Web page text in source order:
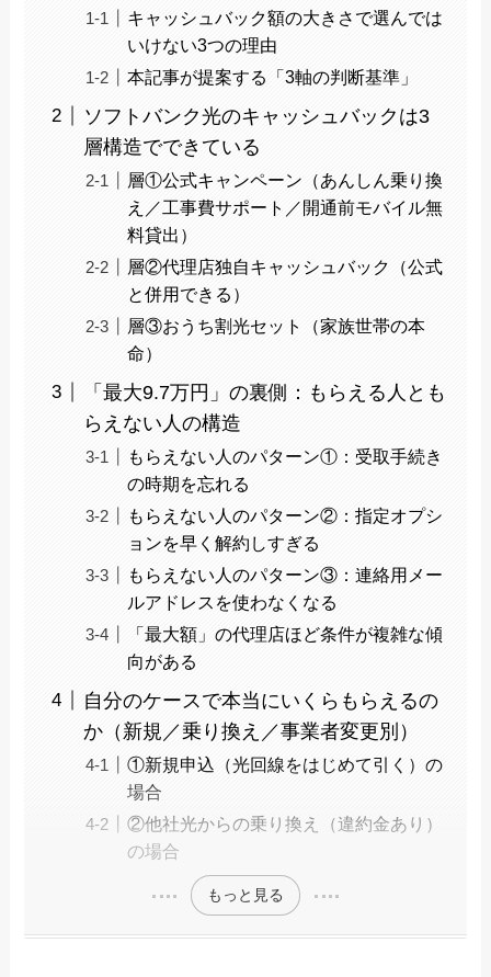
キャッシュバック額の大きさで選んでは
いけない3つの理由
本記事が提案する「3軸の判断基準」
ソフトバンク光のキャッシュバックは3
層構造でできている
層①公式キャンペーン（あんしん乗り換
え／工事費サポート／開通前モバイル無
料貸出）
層②代理店独自キャッシュバック（公式
と併用できる）
層③おうち割光セット（家族世帯の本
命）
「最大9.7万円」の裏側：もらえる人とも
らえない人の構造
もらえない人のパターン①：受取手続き
の時期を忘れる
もらえない人のパターン②：指定オプシ
ョンを早く解約しすぎる
もらえない人のパターン③：連絡用メー
ルアドレスを使わなくなる
「最大額」の代理店ほど条件が複雑な傾
向がある
自分のケースで本当にいくらもらえるの
か（新規／乗り換え／事業者変更別）
①新規申込（光回線をはじめて引く）の
場合
②他社光からの乗り換え（違約金あり）
の場合
もっと見る